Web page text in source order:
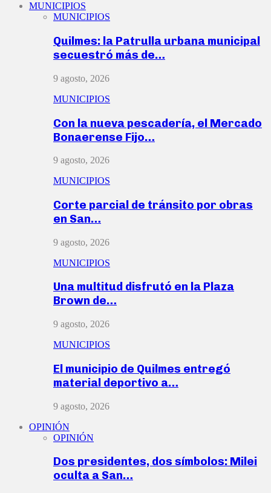
MUNICIPIOS
MUNICIPIOS
Quilmes: la Patrulla urbana municipal
secuestró más de…
9 agosto, 2026
MUNICIPIOS
Con la nueva pescadería, el Mercado
Bonaerense Fijo…
9 agosto, 2026
MUNICIPIOS
Corte parcial de tránsito por obras
en San…
9 agosto, 2026
MUNICIPIOS
Una multitud disfrutó en la Plaza
Brown de…
9 agosto, 2026
MUNICIPIOS
El municipio de Quilmes entregó
material deportivo a…
9 agosto, 2026
OPINIÓN
OPINIÓN
Dos presidentes, dos símbolos: Milei
oculta a San…